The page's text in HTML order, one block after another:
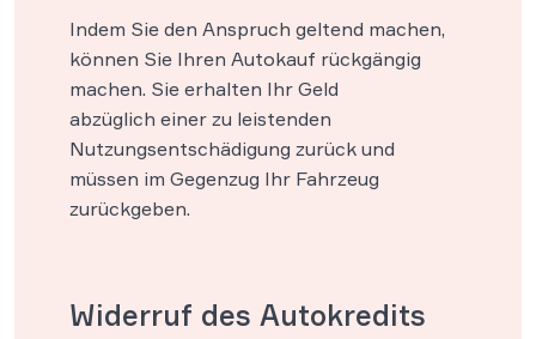
Indem Sie den Anspruch geltend machen,
können Sie Ihren Autokauf rückgängig
machen. Sie erhalten Ihr Geld
abzüglich einer zu leistenden
Nutzungsentschädigung zurück und
müssen im Gegenzug Ihr Fahrzeug
zurückgeben.
Widerruf des Autokredits